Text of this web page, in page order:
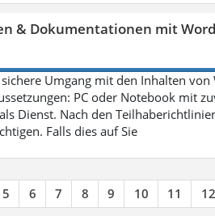
& Dokumentationen mit
Umgang mit den Inhalten
PC oder Notebook mit
Dienst. Nach den
Falls dies auf Sie
5 6 7 8 9 10 11 12